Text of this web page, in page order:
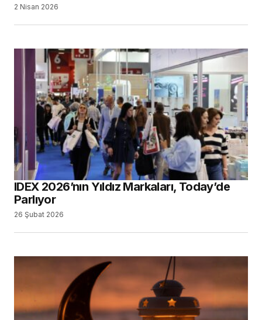
2 Nisan 2026
IDEX 2026’nın Yıldız Markaları, Today’de
Parlıyor
26 Şubat 2026